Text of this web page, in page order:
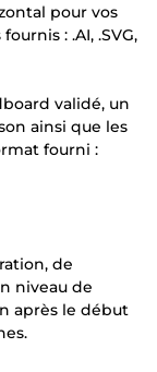
pour vos
: .AI, .SVG,
validé, un
ainsi que les
fourni :
de
niveau de
après le début